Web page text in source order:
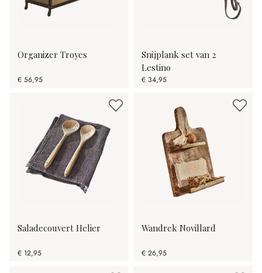
Organizer Troyes
€ 56,95
Snijplank set van 2
Lestino
€ 34,95
Saladecouvert Helier
€ 12,95
Wandrek Novillard
€ 26,95